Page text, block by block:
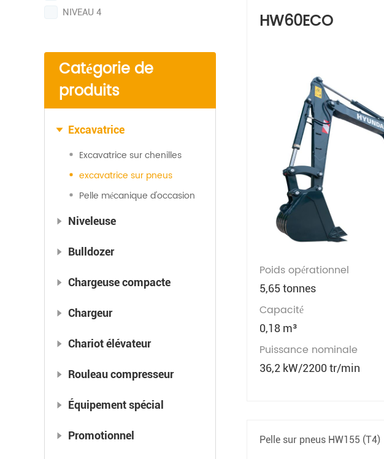
NIVEAU 4
Catégorie de
produits
Excavatrice
Excavatrice sur chenilles
excavatrice sur pneus
Pelle mécanique d'occasion
Niveleuse
Bulldozer
Chargeuse compacte
Chargeur
Chariot élévateur
Rouleau compresseur
Équipement spécial
Promotionnel
HW60ECO
Poids opérationnel
5,65 tonnes
Capacité
0,18 m³
Puissance nominale
36,2 kW/2200 tr/min
Pelle sur pneus HW155 (T4)